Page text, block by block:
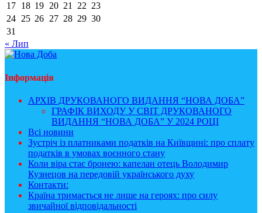
17 18 19 20 21 22 23
24 25 26 27 28 29 30
31
« Лип
Інформація
АРХІВ ДРУКОВАНОГО ВИДАННЯ “НОВА ДОБА”
ГРАФІК ВИХОДУ У СВІТ ДРУКОВАНОГО
ВИДАННЯ “НОВА ДОБА” У 2024 РОЦІ
Всі новини
Зустріч із платниками податків на Київщині: про сплату
податків в умовах воєнного стану
Коли віра стає бронею: капелан отець Володимир
Кузнецов на передовій українського духу
Контакти:
Країна тримається не лише на героях: про силу
звичайної відповідальності